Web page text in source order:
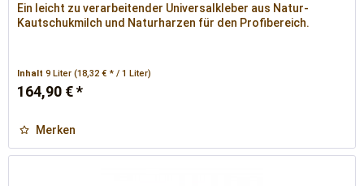
Ein leicht zu verarbeitender Universalkleber aus Natur-
Kautschukmilch und Naturharzen für den Profibereich.
Inhalt9 Liter(18,32 € * / 1 Liter)
164,90 € *
Merken